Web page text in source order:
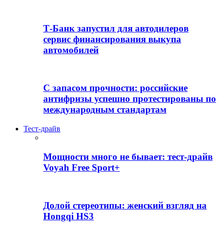
Т-Банк запустил для автодилеров
сервис финансирования выкупа
автомобилей
С запасом прочности: российские
антифризы успешно протестированы по
международным стандартам
Тест-драйв
Мощности много не бывает: тест-драйв
Voyah Free Sport+
Долой стереотипы: женский взгляд на
Hongqi HS3